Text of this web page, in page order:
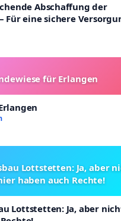
Abschaffung der
Für eine sichere
für Erlangen
Lottstetten: Ja, aber
haben auch Rechte!
Lottstetten: Ja, aber